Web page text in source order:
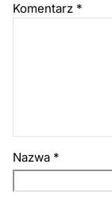
Komentarz *
Nazwa *